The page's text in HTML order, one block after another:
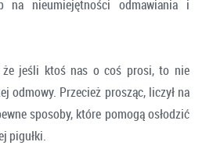
nieumiejętności odmawiania i
że jeśli ktoś nas o coś prosi, to nie
odmowy. Przecież prosząc, liczył na
sposoby, które pomogą osłodzić
pigułki.